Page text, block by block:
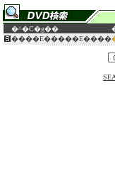
�^�C�g��
����E�����E����